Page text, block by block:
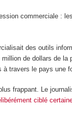
commerciale :
des outils
de dollars de
travers le pays une
frappant. Le
ciblé